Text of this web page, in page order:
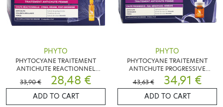
PHYTO
PHYTOCYANE TRAITEMENT
ANTICHUTE REACTIONNEL
FEMME 12 AMPOULES
33,90 € 28,48 €
ADD TO CART
PHYTO
PHYTOCYANE TRAITEMENT
ANTICHUTE PROGRESSIVE
FEMME 12 FIOLES
43,63 € 34,91 €
ADD TO CART